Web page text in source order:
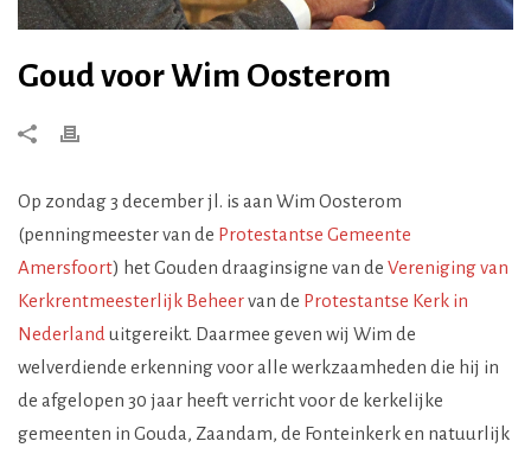
Goud voor Wim Oosterom
Op zondag 3 december jl. is aan Wim Oosterom
(penningmeester van de Protestantse Gemeente
Amersfoort) het Gouden draaginsigne van de Vereniging van
Kerkrentmeesterlijk Beheervan de Protestantse Kerk in
Nederland uitgereikt. Daarmee geven wij Wim de
welverdiende erkenning voor alle werkzaamheden die hij in
de afgelopen 30 jaar heeft verricht voor de kerkelijke
gemeenten in Gouda, Zaandam, de Fonteinkerk en natuurlijk